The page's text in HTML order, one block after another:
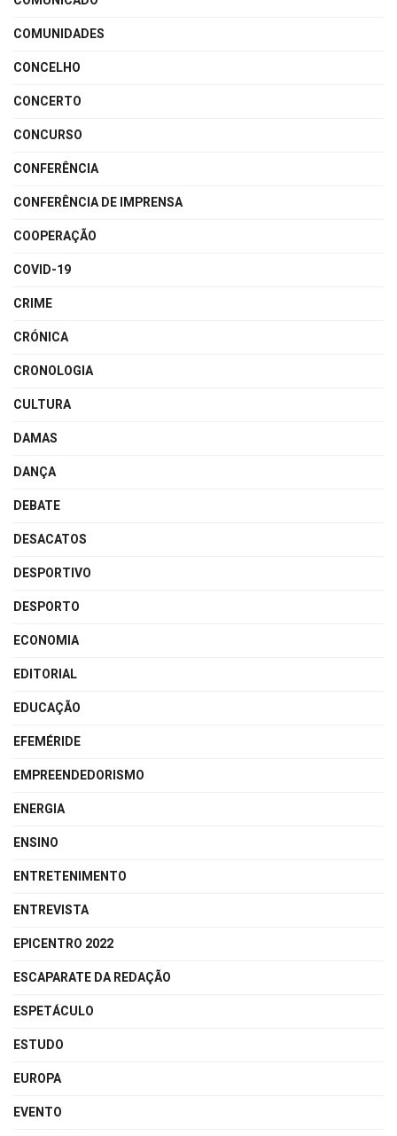
COMUNIDADES
CONCELHO
CONCERTO
CONCURSO
CONFERÊNCIA
CONFERÊNCIA DE IMPRENSA
COOPERAÇÃO
COVID-19
CRIME
CRÓNICA
CRONOLOGIA
CULTURA
DAMAS
DANÇA
DEBATE
DESACATOS
DESPORTIVO
DESPORTO
ECONOMIA
EDITORIAL
EDUCAÇÃO
EFEMÉRIDE
EMPREENDEDORISMO
ENERGIA
ENSINO
ENTRETENIMENTO
ENTREVISTA
EPICENTRO 2022
ESCAPARATE DA REDAÇÃO
ESPETÁCULO
ESTUDO
EUROPA
EVENTO